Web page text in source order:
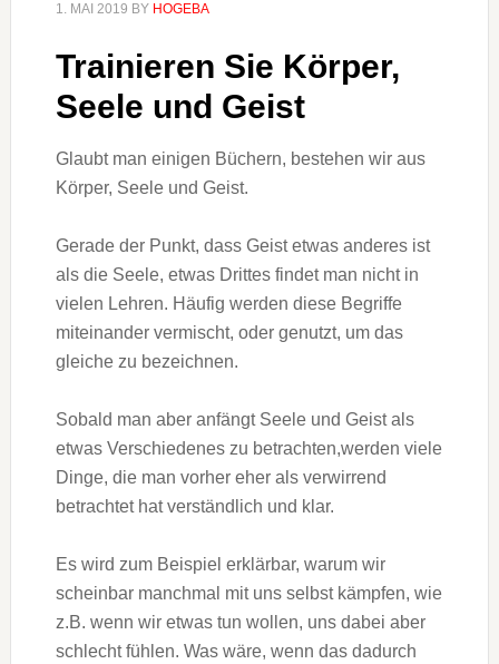
1. MAI 2019 BY HOGEBA
Trainieren Sie Körper,
Seele und Geist
Glaubt man einigen Büchern, bestehen wir aus
Körper, Seele und Geist.
Gerade der Punkt, dass Geist etwas anderes ist
als die Seele, etwas Drittes findet man nicht in
vielen Lehren. Häufig werden diese Begriffe
miteinander vermischt, oder genutzt, um das
gleiche zu bezeichnen.
Sobald man aber anfängt Seele und Geist als
etwas Verschiedenes zu betrachten,werden viele
Dinge, die man vorher eher als verwirrend
betrachtet hat verständlich und klar.
Es wird zum Beispiel erklärbar, warum wir
scheinbar manchmal mit uns selbst kämpfen, wie
z.B. wenn wir etwas tun wollen, uns dabei aber
schlecht fühlen. Was wäre, wenn das dadurch